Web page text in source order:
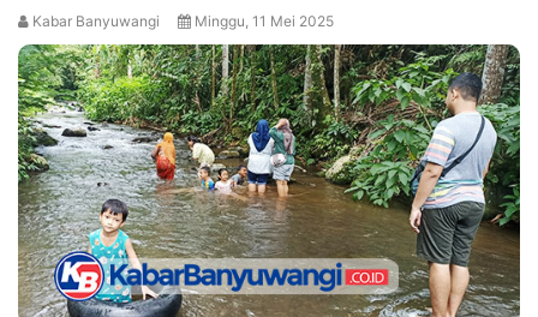
Kabar Banyuwangi Minggu, 11 Mei 2025